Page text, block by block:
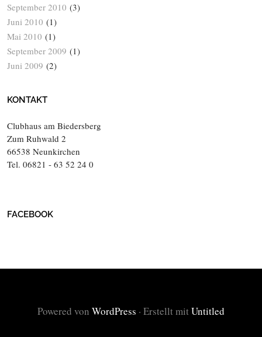
September 2010 (3)
Juni 2010 (1)
Mai 2010 (1)
September 2009 (1)
Juni 2009 (2)
KONTAKT
Clubhaus am Biedersberg
Zum Ruhwald 2
66538 Neunkirchen
Tel. 06821 - 63 52 24 0
FACEBOOK
Powered von WordPress · Erstellt mit Untitled